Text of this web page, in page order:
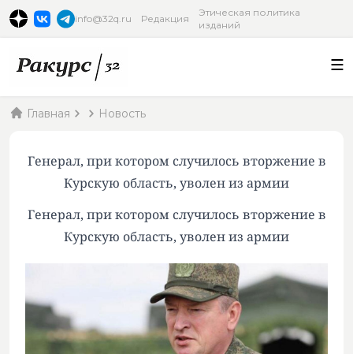
info@32q.ru Редакция
Этическая политика
изданий
Главная Новость
Генерал, при котором случилось вторжение в
Курскую область, уволен из армии
Генерал, при котором случилось вторжение в
Курскую область, уволен из армии